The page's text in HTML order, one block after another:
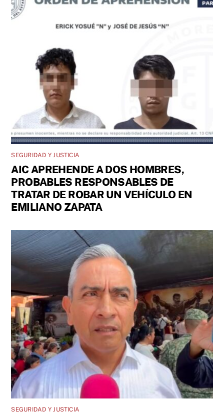
SEGURIDAD Y JUSTICIA
AIC APREHENDE A DOS HOMBRES,
PROBABLES RESPONSABLES DE
TRATAR DE ROBAR UN VEHÍCULO EN
EMILIANO ZAPATA
SEGURIDAD Y JUSTICIA